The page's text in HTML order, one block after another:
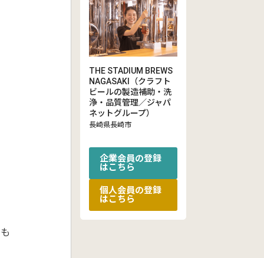
THE STADIUM BREWS
NAGASAKI（クラフト
ビールの製造補助・洗
浄・品質管理／ジャパ
ネットグループ）
長崎県長崎市
企業会員の登録
はこちら
個人会員の登録
はこちら